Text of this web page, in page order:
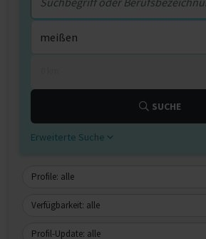
SUCHE
Erweiterte Suche
Profile: alle
Verfügbarkeit: alle
Profil-Update: alle